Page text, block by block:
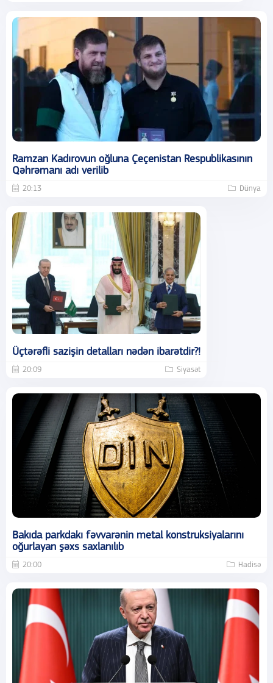
Ramzan Kadırovun oğluna Çeçenistan Respublikasının
Qəhrəmanı adı verilib
20:13 Dünya
Üçtərəfli sazişin detalları nədən ibarətdir?!
20:09 Siyasət
Bakıda parkdakı fəvvarənin metal konstruksiyalarını
oğurlayan şəxs saxlanılıb
20:00 Hadisə